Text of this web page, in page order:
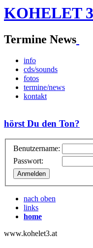
KOHELET 3
Termine News
info
cds/sounds
fotos
termine/news
kontakt
hörst Du den Ton?
Benutzername:
Passwort:
nach oben
links
home
www.kohelet3.at